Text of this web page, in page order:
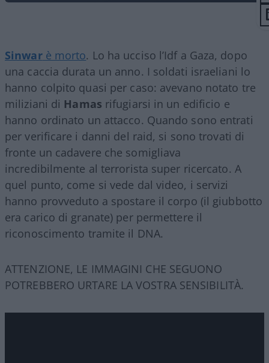
Sinwarè morto. Lo ha ucciso l’Idf a Gaza, dopo
una caccia durata un anno. I soldati israeliani lo
hanno colpito quasi per caso: avevano notato tre
miliziani di Hamas rifugiarsi in un edificio e
hanno ordinato un attacco. Quando sono entrati
per verificare i danni del raid, si sono trovati di
fronte un cadavere che somigliava
incredibilmente al terrorista super ricercato. A
quel punto, come si vede dal video, i servizi
hanno provveduto a spostare il corpo (il giubbotto
era carico di granate) per permettere il
riconoscimento tramite il DNA.
ATTENZIONE, LE IMMAGINI CHE SEGUONO
POTREBBERO URTARE LA VOSTRA SENSIBILITÀ.